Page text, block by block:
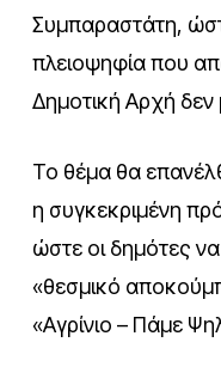
Συμπαραστάτη,
πλειοψηφία που
Δημοτική Αρχή δεν
Το θέμα θα
η συγκεκριμένη
ώστε οι δημότες
«θεσμικό
«Αγρίνιο – Πάμε